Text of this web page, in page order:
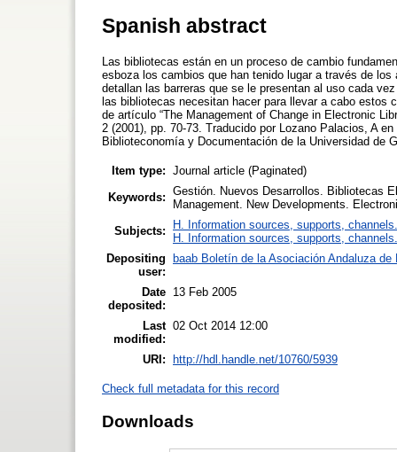
Spanish abstract
Las bibliotecas están en un proceso de cambio
esboza los cambios que han tenido lugar a través de
detallan las barreras que se le presentan al uso cada
las bibliotecas necesitan hacer para llevar a cabo
de artículo “The Management of Change in Electronic
2 (2001), pp. 70-73. Traducido por Lozano Palacios, A
Biblioteconomía y Documentación de la Universidad de
Item type: Journal article (Paginated)
Keywords: Gestión. Nuevos Desarrollos. Bibliotecas
Management. New Developments.
Subjects:
H. Information sources, supports, channels.
H. Information sources, supports, channels.
Depositing
user:
baab Boletín de la Asociación Andaluza de
Date
deposited:
13 Feb 2005
Last
modified:
02 Oct 2014 12:00
URI: http://hdl.handle.net/10760/5939
Check full metadata for this record
Downloads